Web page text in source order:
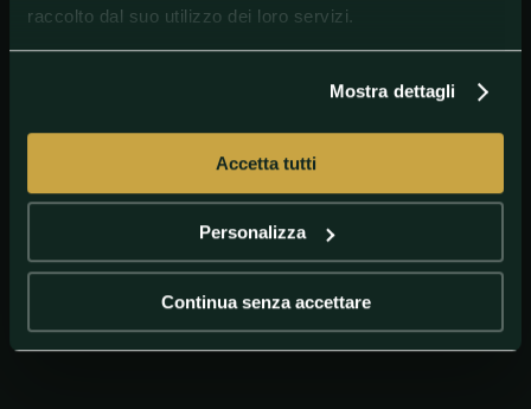
raccolto dal suo utilizzo dei loro servizi.
Mostra dettagli
Accetta tutti
Personalizza
Continua senza accettare
ottenere la libertà vigilata